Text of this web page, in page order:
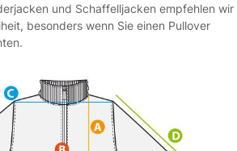
und Schaffelljacken empfehlen wir
besonders wenn Sie einen Pullover